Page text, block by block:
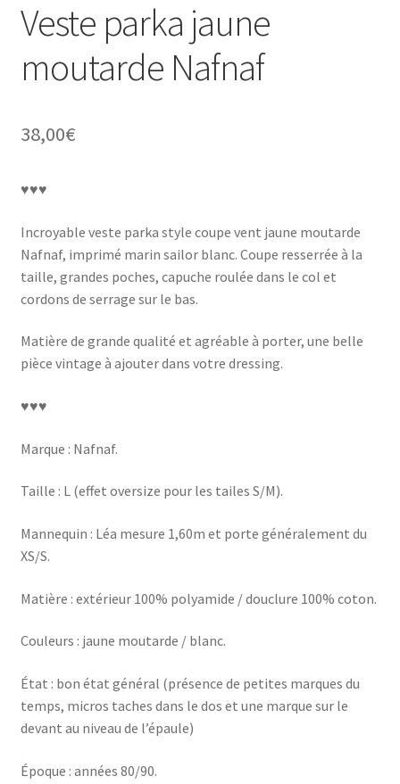
Veste parka jaune
moutarde Nafnaf
38,00€
♥♥♥
Incroyable veste parka style coupe vent jaune moutarde
Nafnaf, imprimé marin sailor blanc. Coupe resserrée à la
taille, grandes poches, capuche roulée dans le col et
cordons de serrage sur le bas.
Matière de grande qualité et agréable à porter, une belle
pièce vintage à ajouter dans votre dressing.
♥♥♥
Marque : Nafnaf.
Taille : L (effet oversize pour les tailes S/M).
Mannequin : Léa mesure 1,60m et porte généralement du
XS/S.
Matière : extérieur 100% polyamide / douclure 100% coton.
Couleurs : jaune moutarde / blanc.
État : bon état général (présence de petites marques du
temps, micros taches dans le dos et une marque sur le
devant au niveau de l’épaule)
Époque : années 80/90.